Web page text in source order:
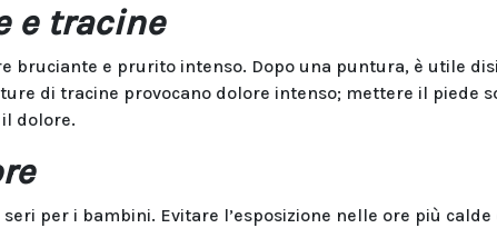
e tracine
bruciante e prurito intenso. Dopo una puntura, è utile
di tracine provocano dolore intenso; mettere il piede
dolore.
per i bambini. Evitare l’esposizione nelle ore più